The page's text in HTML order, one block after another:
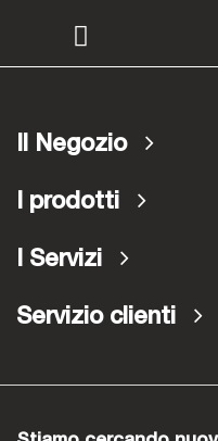
Il Negozio
I prodotti
I Servizi
Servizio clienti